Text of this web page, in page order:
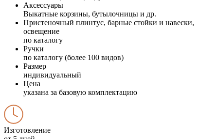
Аксессуары
Выкатные корзины, бутылочницы и др.
Пристеночный плинтус, барные стойки и навески,
освещение
по каталогу
Ручки
по каталогу (более 100 видов)
Размер
индивидуальный
Цена
указана за базовую комплектацию
Изготовление